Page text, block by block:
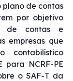
plano de contas
por objetivo
de contas e
empresas que
contabilístico
para NCRF-PE
o SAF-T da